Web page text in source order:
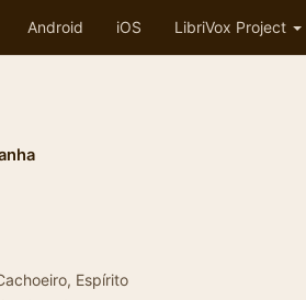
Android iOS LibriVox Project
Espírito